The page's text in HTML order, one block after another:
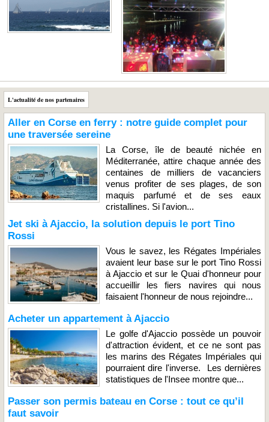
L'actualité de nos partenaires
Aller en Corse en ferry : notre guide complet pour
une traversée sereine
La Corse, île de beauté nichée en
Méditerranée, attire chaque année des
centaines de milliers de vacanciers
venus profiter de ses plages, de son
maquis parfumé et de ses eaux
cristallines. Si l'avion...
Jet ski à Ajaccio, la solution depuis le port Tino
Rossi
Vous le savez, les Régates Impériales
avaient leur base sur le port Tino Rossi
à Ajaccio et sur le Quai d'honneur pour
accueillir les fiers navires qui nous
faisaient l'honneur de nous rejoindre...
Acheter un appartement à Ajaccio
Le golfe d'Ajaccio possède un pouvoir
d'attraction évident, et ce ne sont pas
les marins des Régates Impériales qui
pourraient dire l'inverse. Les dernières
statistiques de l'Insee montre que...
Passer son permis bateau en Corse : tout ce qu’il
faut savoir